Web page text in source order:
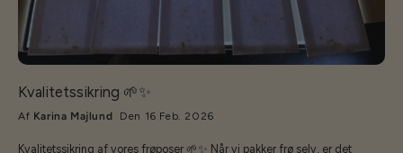
Kvalitetssikring 🌱✨
Af Karina Majlund Den 16 Feb. 2026
Kvalitetssikring af vores frøposer 🌱✨ Når vi pakker frø selv, er det